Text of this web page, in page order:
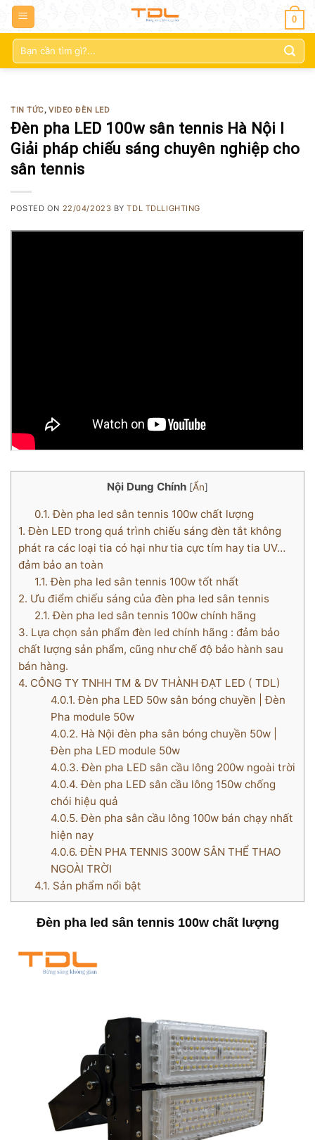
0
Tìm
kiếm:
TIN TỨC,VIDEO ĐÈN LED
Đèn pha LED 100w sân tennis Hà Nội l
Giải pháp chiếu sáng chuyên nghiệp cho
sân tennis
POSTED ON 22/04/2023 BYTDL TDLLIGHTING
Nội Dung Chính [Ẩn]
0.1. Đèn pha led sân tennis 100w chất lượng
1. Đèn LED trong quá trình chiếu sáng đèn tắt không
phát ra các loại tia có hại như tia cực tím hay tia UV…
đảm bảo an toàn
1.1. Đèn pha led sân tennis 100w tốt nhất
2. Ưu điểm chiếu sáng của đèn pha led sân tennis
2.1. Đèn pha led sân tennis 100w chính hãng
3. Lựa chọn sản phẩm đèn led chính hãng : đảm bảo
chất lượng sản phẩm, cũng như chế độ bảo hành sau
bán hàng.
4. CÔNG TY TNHH TM & DV THÀNH ĐẠT LED ( TDL)
4.0.1. Đèn pha LED 50w sân bóng chuyền | Đèn
Pha module 50w
4.0.2. Hà Nội đèn pha sân bóng chuyền 50w |
Đèn pha LED module 50w
4.0.3. Đèn pha LED sân cầu lông 200w ngoài trời
4.0.4. Đèn pha LED sân cầu lông 150w chống
chói hiệu quả
4.0.5. Đèn pha sân cầu lông 100w bán chạy nhất
hiện nay
4.0.6. ĐÈN PHA TENNIS 300W SÂN THỂ THAO
NGOÀI TRỜI
4.1. Sản phẩm nổi bật
Đèn pha led sân tennis 100w chất lượng